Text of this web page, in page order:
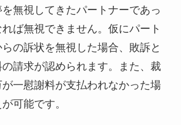
無視してきたパートナーであっ
ば無視できません。仮にパート
の訴状を無視した場合、敗訴と
請求が認められます。また、裁
一慰謝料が支払われなかった場
可能です。